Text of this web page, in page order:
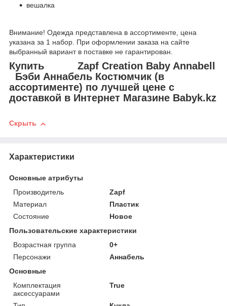
вешалка
Внимание! Одежда представлена в ассортименте, цена
указана за 1 набор. При оформлении заказа на сайте
выбранный вариант в поставке не гарантирован.
Купить Zapf Creation Baby Annabell
Бэби Аннабель Костюмчик (в
ассортименте) по лучшей цене с
доставкой в Интернет Магазине Babyk.kz
Скрыть
Характеристики
Основные атрибуты
Производитель
Zapf
Материал
Пластик
Состояние
Новое
Пользовательские характеристики
Возрастная группа
0+
Персонажи
Аннабель
Основные
Комплектация
аксессуарами
True